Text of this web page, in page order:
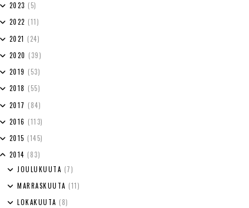
2023 (5)
2022 (11)
2021 (24)
2020 (39)
2019 (53)
2018 (55)
2017 (84)
2016 (113)
2015 (145)
2014 (83)
JOULUKUUTA (7)
MARRASKUUTA (11)
LOKAKUUTA (8)